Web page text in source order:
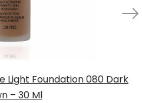
Light Foundation 080 Dark
– 30 Ml